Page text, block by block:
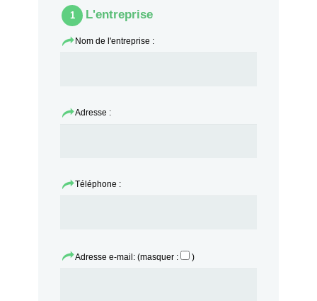
1 L'entreprise
Nom de l'entreprise :
Adresse :
Téléphone :
Adresse e-mail: (masquer : )